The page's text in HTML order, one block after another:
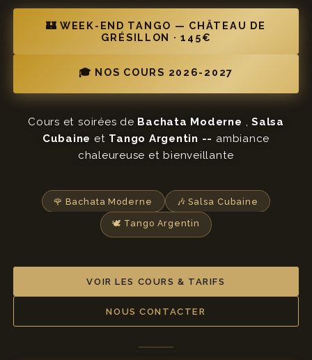
🏰 WEEK-END TANGO — CHÂTEAU DE
GRÉSILLON · 145€
🎓 NOS COURS 2026-2027
Cours et soirées de Bachata Moderne ,Salsa
Cubaine et Tango Argentin -- ambiance
chaleureuse et bienveillante
🌹 Bachata Moderne 🎶 Salsa Cubaine
🕊️ Tango Argentin
VOIR LES COURS & TARIFS
NOUS CONTACTER